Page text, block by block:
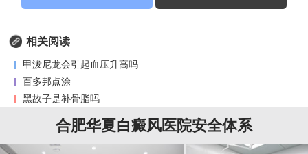
相关阅读
甲泼尼龙会引起血压升高吗
百多邦点涂
黑故子是补骨脂吗
合肥华夏白癜风医院安全体系